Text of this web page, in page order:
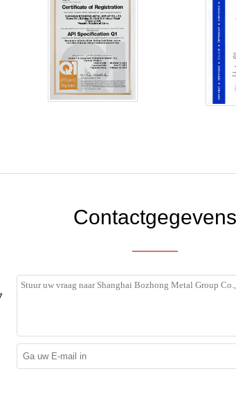
Contactgegevens